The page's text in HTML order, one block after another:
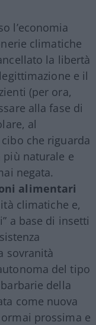
l’economia
climatiche
la libertà
e il
(per ora,
alla fase di
al
che riguarda
naturale e
negata.
alimentari
climatiche e,
a base di insetti
sovranità
del tipo
della
come nuova
prossima e